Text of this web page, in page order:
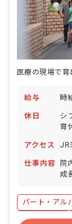
給与 時
休日
シ
育
アクセス JR
仕事内容
院
成
食
・
の
パート・アル
ブランクOK